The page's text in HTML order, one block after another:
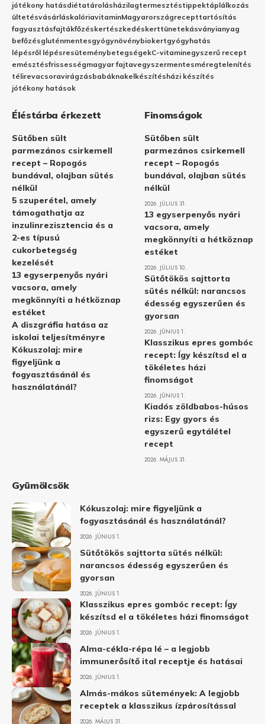
jótékony hatásdiétatárolásházilagtermesztéstippektáplálkozás
ültetésvásárláskalóriavitaminMagyarországrecepttartósítás
fagyasztásfajtákfőzéskertészkedéskerttünetekásványianyag
befőzésgluténmentesgyógynövénybiokertgyógyhatás
lépésről lépésresüteménybetegségekC-vitaminegyszerű recept
emésztésfrissességmagyar fajtavegyszermentesméregtelenítés
télirevacsoravirágzásbabáknakelkészítésházi készítés
jótékony hatások
Éléstárba érkezett
Sütőben sült
parmezános csirkemell
recept – Ropogós
bundával, olajban sütés
nélkül
5 szuperétel, amely
támogathatja az
inzulinrezisztencia és a
2-es típusú
cukorbetegség
kezelését
13 egyserpenyős nyári
vacsora, amely
megkönnyíti a hétköznap
estéket
A diszgráfia hatása az
iskolai teljesítményre
Kókuszolaj: mire
figyeljünk a
fogyasztásánál és
használatánál?
Finomságok
Sütőben sült
parmezános csirkemell
recept – Ropogós
bundával, olajban sütés
nélkül
2026. JÚLIUS 31.
13 egyserpenyős nyári
vacsora, amely
megkönnyíti a hétköznap
estéket
2026. JÚLIUS 10.
Sütőtökös sajttorta
sütés nélkül: narancsos
édesség egyszerűen és
gyorsan
2026. JÚNIUS 1.
Klasszikus epres gombóc
recept: Így készítsd el a
tökéletes házi
finomságot
2026. JÚNIUS 1.
Kiadós zöldbabos-húsos
rizs: Egy gyors és
egyszerű egytálétel
recept
2026. MÁJUS 31.
Gyümölcsök
Kókuszolaj: mire figyeljünk a
fogyasztásánál és használatánál?
2026. JÚNIUS 1.
Sütőtökös sajttorta sütés nélkül:
narancsos édesség egyszerűen és
gyorsan
2026. JÚNIUS 1.
Klasszikus epres gombóc recept: Így
készítsd el a tökéletes házi finomságot
2026. JÚNIUS 1.
Alma-cékla-répa lé – a legjobb
immunerősítő ital receptje és hatásai
2026. JÚNIUS 1.
Almás-mákos sütemények: A legjobb
receptek a klasszikus ízpárosítással
2026. MÁJUS 31.